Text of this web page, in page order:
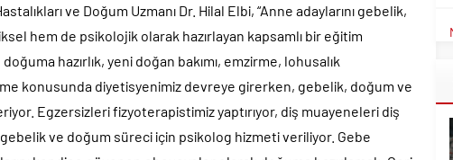
ve Doğum Uzmanı Dr. Hilal Elbi, “Anne adaylarını gebelik,
hem de psikolojik olarak hazırlayan kapsamlı bir eğitim
hazırlık, yeni doğan bakımı, emzirme, lohusalık
konusunda diyetisyenimiz devreye girerken, gebelik, doğum ve
Egzersizleri fizyoterapistimiz yaptırıyor, diş muayeneleri diş
gebelik ve doğum süreci için psikolog hizmeti veriliyor. Gebe